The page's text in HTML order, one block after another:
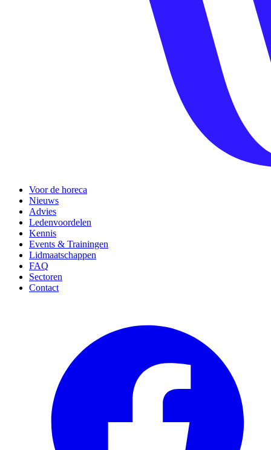
Voor de horeca
Nieuws
Advies
Ledenvoordelen
Kennis
Events & Trainingen
Lidmaatschappen
FAQ
Sectoren
Contact